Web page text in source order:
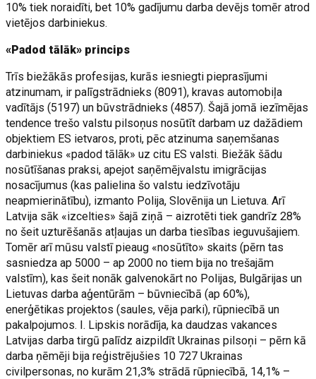
10% tiek noraidīti, bet 10% gadījumu darba devējs tomēr atrod
vietējos darbiniekus.
«Padod tālāk» princips
Trīs biežākās profesijas, kurās iesniegti pieprasījumi
atzinumam, ir palīgstrādnieks (8091), kravas automobiļa
vadītājs (5197) un būvstrādnieks (4857). Šajā jomā iezīmējas
tendence trešo valstu pilsoņus nosūtīt darbam uz dažādiem
objektiem ES ietvaros, proti, pēc atzinuma saņemšanas
darbiniekus «padod tālāk» uz citu ES valsti. Biežāk šādu
nosūtīšanas praksi, apejot saņēmējvalstu imigrācijas
nosacījumus (kas palielina šo valstu iedzīvotāju
neapmierinātību), izmanto Polija, Slovēnija un Lietuva. Arī
Latvija sāk «izcelties» šajā ziņā – aizrotēti tiek gandrīz 28%
no šeit uzturēšanās atļaujas un darba tiesības ieguvušajiem.
Tomēr arī mūsu valstī pieaug «nosūtīto» skaits (pērn tas
sasniedza ap 5000 – ap 2000 no tiem bija no trešajām
valstīm), kas šeit nonāk galvenokārt no Polijas, Bulgārijas un
Lietuvas darba aģentūrām – būvniecībā (ap 60%),
enerģētikas projektos (saules, vēja parki), rūpniecībā un
pakalpojumos. I. Lipskis norādīja, ka daudzas vakances
Latvijas darba tirgū palīdz aizpildīt Ukrainas pilsoņi – pērn kā
darba ņēmēji bija reģistrējušies 10 727 Ukrainas
civilpersonas, no kurām 21,3% strādā rūpniecībā, 14,1% –